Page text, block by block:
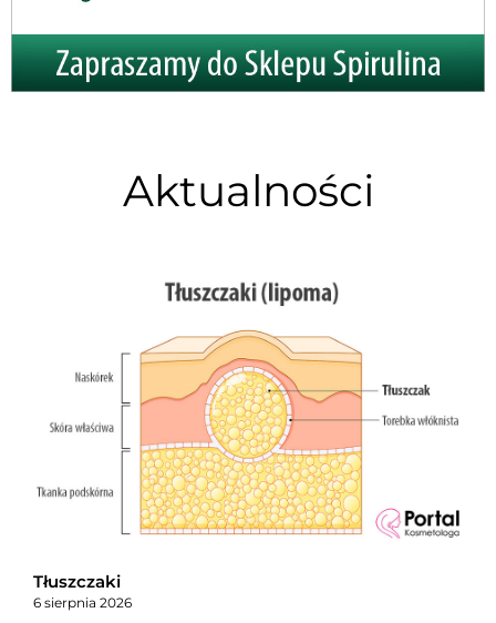
Aktualności
Tłuszczaki
6 sierpnia 2026